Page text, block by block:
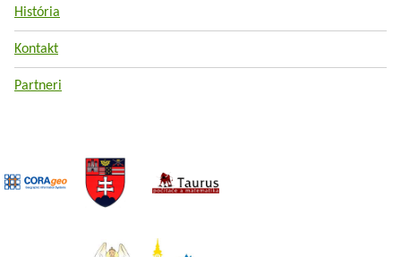
História
Kontakt
Partneri